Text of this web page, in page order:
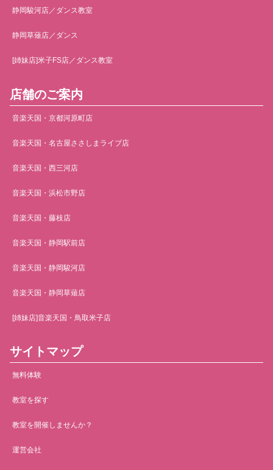
静岡駿河店／ダンス教室
静岡草薙店／ダンス
[姉妹店]米子FS店／ダンス教室
店舗のご案内
音楽天国・京都河原町店
音楽天国・名古屋ささしまライブ店
音楽天国・西三河店
音楽天国・浜松市野店
音楽天国・藤枝店
音楽天国・静岡駅前店
音楽天国・静岡駿河店
音楽天国・静岡草薙店
[姉妹店]音楽天国・鳥取米子店
サイトマップ
無料体験
教室を探す
教室を開催しませんか？
運営会社